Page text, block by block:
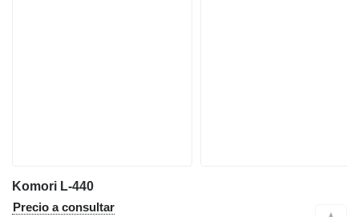
Komori L-440
Precio a consultar